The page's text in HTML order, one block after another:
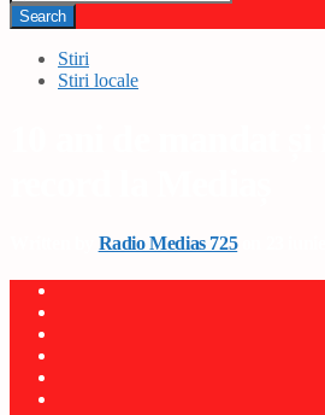
Stiri
Stiri locale
Radio Medias 725on 23 iunie